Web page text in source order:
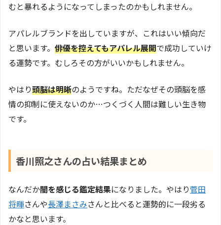
むと暴れるようになってしまったのかもしれません。
アパレルブランドを出していますが、これはいい傾向だ
と思います。 俳優を控えてもアパレル展開で成功していけ
る運勢です。むしろその方がいいかもしれません。
やはり頭脳は明晰のようですね。ただなぜその頭脳を感
情の抑制に使えないのか…つくづく人間は難しい生き物
です。
香川照之さんの占い結果まとめ
なんだか闇を感じる鑑定結果になりました。やはり菅田
将暉さんや長澤まさみさんと比べると運勢的に一段劣る
かなと思います。